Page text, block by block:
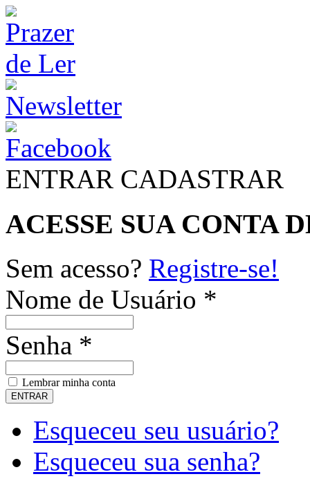
ENTRAR CADASTRAR
ACESSE SUA CONTA
Sem acesso? Registre-se!
Nome de Usuário *
Senha *
Lembrar minha conta
Esqueceu seu usuário?
Esqueceu sua senha?